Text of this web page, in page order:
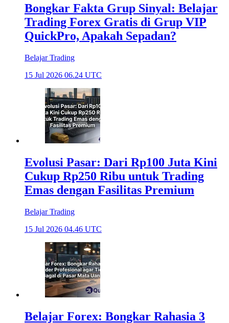
Bongkar Fakta Grup Sinyal: Belajar
Trading Forex Gratis di Grup VIP
QuickPro, Apakah Sepadan?
Belajar Trading
15 Jul 2026 06.24 UTC
Evolusi Pasar: Dari Rp100 Juta Kini
Cukup Rp250 Ribu untuk Trading
Emas dengan Fasilitas Premium
Belajar Trading
15 Jul 2026 04.46 UTC
Belajar Forex: Bongkar Rahasia 3